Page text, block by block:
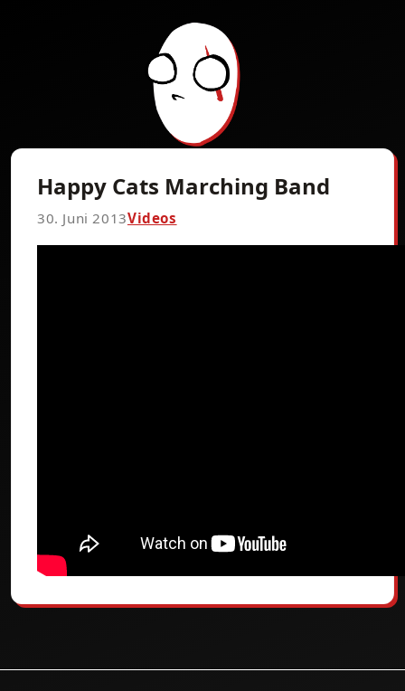
Happy Cats Marching Band
30. Juni 2013Videos